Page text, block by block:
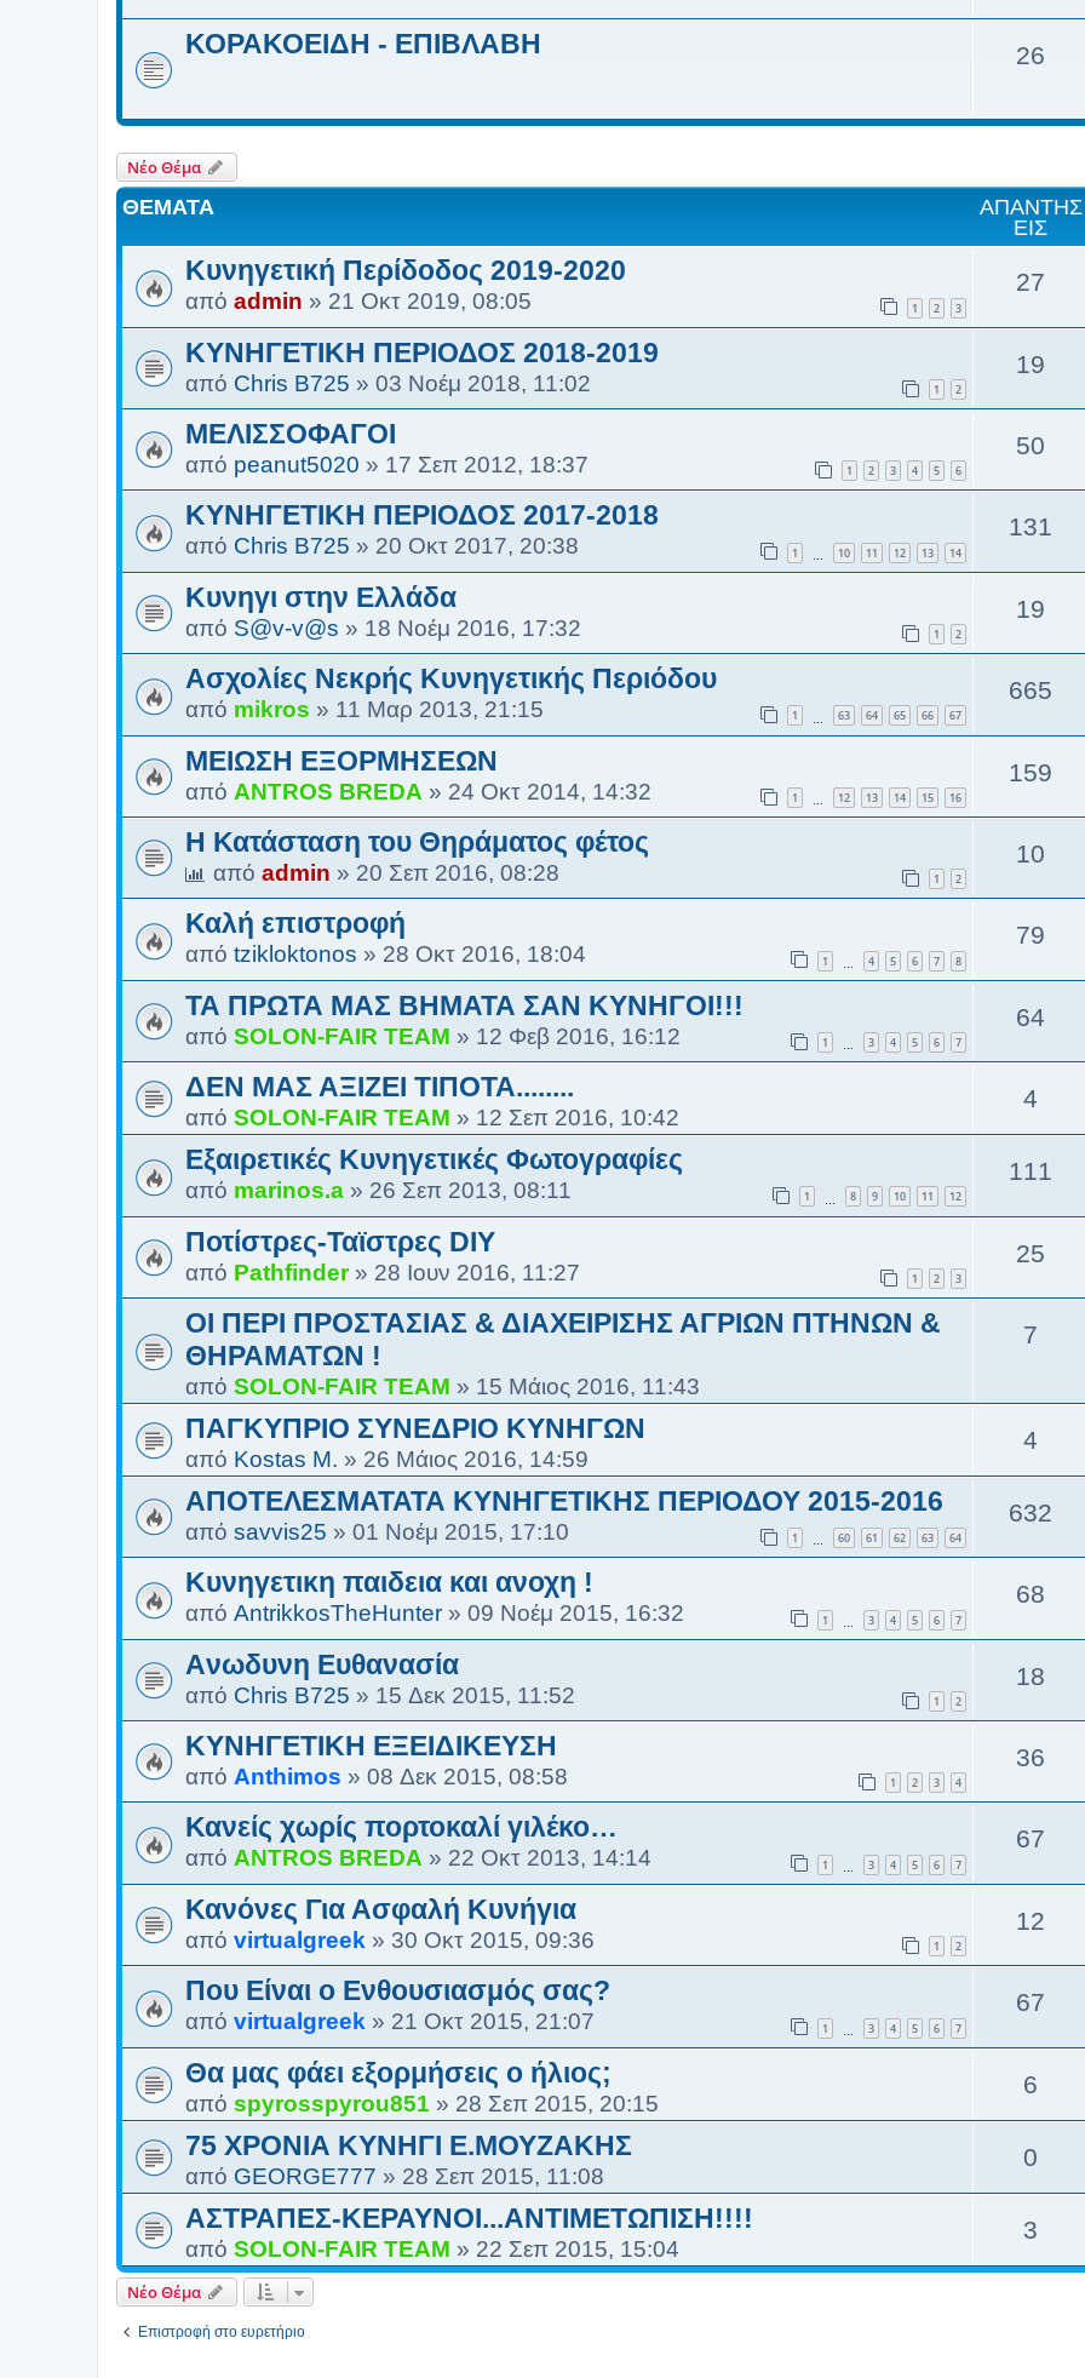
ΚΟΡΑΚΟΕΙΔΗ - ΕΠΙΒΛΑΒΗ 26
Νέο Θέμα
ΘΈΜΑΤΑ
ΑΠΑΝΤΉΣ
ΕΙΣ
Κυνηγετική Περίδοδος 2019-2020
από admin » 21 Οκτ 2019, 08:05 1 2 3
27
ΚΥΝΗΓΕΤΙΚΗ ΠΕΡΙΟΔΟΣ 2018-2019
από Chris B725 » 03 Νοέμ 2018, 11:02 1 2
19
ΜΕΛΙΣΣΟΦΑΓΟΙ
από peanut5020 » 17 Σεπ 2012, 18:37 1 2 3 4 5 6
50
ΚΥΝΗΓΕΤΙΚΗ ΠΕΡΙΟΔΟΣ 2017-2018
από Chris B725 » 20 Οκτ 2017, 20:38 1 10 11 12 13 14
131
Κυνηγι στην Ελλάδα
από S@v-v@s » 18 Νοέμ 2016, 17:32 1 2
19
Ασχολίες Νεκρής Κυνηγετικής Περιόδου
από mikros » 11 Μαρ 2013, 21:15 1 63 64 65 66 67
665
ΜΕΙΩΣΗ ΕΞΟΡΜΗΣΕΩΝ
από ANTROS BREDA » 24 Οκτ 2014, 14:32 1 12 13 14 15 16
159
Η Κατάσταση του Θηράματος φέτος
από admin » 20 Σεπ 2016, 08:28 1 2
10
Καλή επιστροφή
από tzikloktonos » 28 Οκτ 2016, 18:04 1 4 5 6 7 8
79
ΤΑ ΠΡΩΤΑ ΜΑΣ ΒΗΜΑΤΑ ΣΑΝ ΚΥΝΗΓΟΙ!!!
από SOLON-FAIR ΤΕΑΜ » 12 Φεβ 2016, 16:12 1 … 3 4 5 6 7
64
ΔΕΝ ΜΑΣ ΑΞΙΖΕΙ ΤΙΠΟΤΑ........
από SOLON-FAIR ΤΕΑΜ » 12 Σεπ 2016, 10:42
4
Εξαιρετικές Κυνηγετικές Φωτογραφίες
από marinos.a » 26 Σεπ 2013, 08:11 1 8 9 10 11 12
111
Ποτίστρες-Ταϊστρες DIY
από Pathfinder» 28 Ιουν 2016, 11:27 1 2 3
25
ΟΙ ΠΕΡΙ ΠΡΟΣΤΑΣΙΑΣ & ΔΙΑΧΕΙΡΙΣΗΣ ΑΓΡΙΩΝ ΠΤΗΝΩΝ &
ΘΗΡΑΜΑΤΩΝ !
από SOLON-FAIR ΤΕΑΜ » 15 Μάιος 2016, 11:43
7
ΠΑΓΚΥΠΡΙΟ ΣΥΝΕΔΡΙΟ ΚΥΝΗΓΩΝ
από Kostas M. » 26 Μάιος 2016, 14:59
4
ΑΠΟΤΕΛΕΣΜΑΤΑΤΑ ΚΥΝΗΓΕΤΙΚΗΣ ΠΕΡΙΟΔΟΥ 2015-2016
από savvis25 » 01 Νοέμ 2015, 17:10 1 … 60 61 62 63 64
632
Κυνηγετικη παιδεια και ανοχη !
από AntrikkosTheHunter » 09 Νοέμ 2015, 16:32 1 3 4 5 6 7
68
Aνωδυνη Eυθανασία
από Chris B725 » 15 Δεκ 2015, 11:52 1 2
18
ΚΥΝΗΓΕΤΙΚΗ ΕΞΕΙΔΙΚΕΥΣΗ
από Anthimos » 08 Δεκ 2015, 08:58 1 2 3 4
36
Κανείς χωρίς πορτοκαλί γιλέκο…
από ANTROS BREDA » 22 Οκτ 2013, 14:14 1 3 4 5 6 7
67
Κανόνες Για Ασφαλή Κυνήγια
από virtualgreek » 30 Οκτ 2015, 09:36 1 2
12
Που Είναι ο Ενθουσιασμός σας?
από virtualgreek » 21 Οκτ 2015, 21:07 1 3 4 5 6 7
67
Θα μας φάει εξορμήσεις ο ήλιος;
από spyrosspyrou851 » 28 Σεπ 2015, 20:15
6
75 ΧΡΟΝΙΑ ΚΥΝΗΓΙ Ε.ΜΟΥΖΑΚΗΣ
από GEORGE777 » 28 Σεπ 2015, 11:08
0
ΑΣΤΡΑΠΕΣ-ΚΕΡΑΥΝΟΙ...ΑΝΤΙΜΕΤΩΠΙΣΗ!!!!
από SOLON-FAIR ΤΕΑΜ » 22 Σεπ 2015, 15:04
3
Νέο Θέμα
Επιστροφή στο ευρετήριο